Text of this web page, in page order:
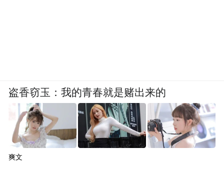
盗香窃玉：我的青春就是赌出来的
爽文